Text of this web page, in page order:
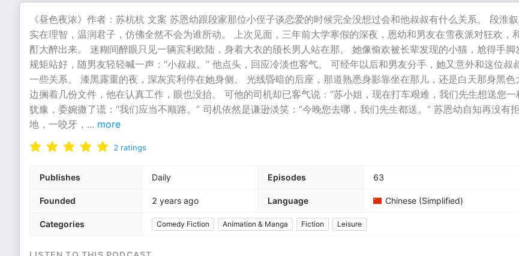
《昼色夜浓》作者：苏杭杭 文案 苏恩幼跟段家那位小侄子谈恋爱的时候完全没想过会和他叔叔有什么关系。 段淮叙
实在理智，温润君子，仿佛全然不会为谁所动。 上次见面，三年前大学寒假的深夜，恩幼和男友在雪夜派对狂欢，
酊大醉出来。 迷糊间醉眼只见一辆宾利欧陆，身着大衣的颀长男人站在那。 她像偷欢被长辈发现的小猫，尬得手脚
规矩站好，随男友轻轻喊一声：“小叔叔。” 他点头，回应冷淡也客气。 可经年以后和男友分手，她又意外和这位叔
一些关系。 漆黑露重的夜，深灰宾利停在她身侧。 光线昏暗的后座，那道熟悉身影靠坐在那儿，还是白天那身黑色
边搁着几份文件，他在认真工作，眼也没抬。 可他的司机却已客气说：“苏小姐，现在打车艰难，我们先生想送您一
犹豫，委婉撒了谎：“我们应当不顺路。” 司机依然是谦逊淡笑：“今晚您去哪，我们先生都送。” 苏恩幼自知再没有
地，一咬牙， ... more
2 ratings
Publishes Daily Episodes 63
Founded 2 years ago Language Chinese (Simplified)
Categories Comedy Fiction Animation & Manga Fiction Leisure